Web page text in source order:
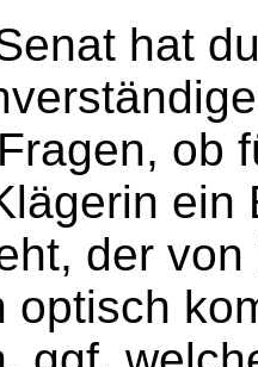
hat
ob
ein
der
optisch